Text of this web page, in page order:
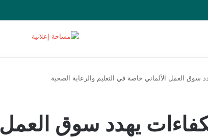
سوق العمل الألماني خاصة في التعليم والرعاية الصحية
يهدد سوق العمل